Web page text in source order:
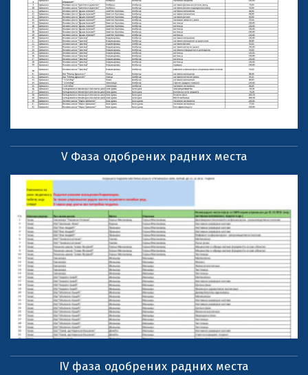
V Фаза одобрених радних места
IV фаза одобрених радних места